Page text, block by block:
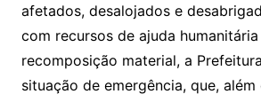
afetados, desalojados e
com recursos de ajuda
recomposição material, a
situação de emergência, que,